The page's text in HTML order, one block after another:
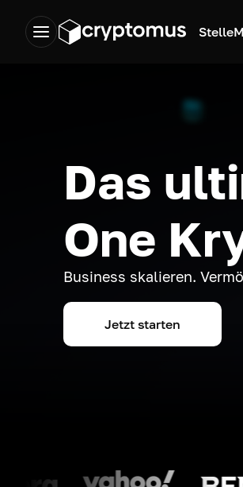
Stelle
Das
One
Business skalieren.
Jetzt starten